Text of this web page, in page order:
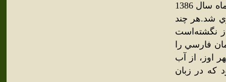
شستشو و آبياري گياهان مورد استفاده قرارمي‌گرفت، اما در بهمن ماه سال 1386
شد.هر چند
نگشته‌است
فارسي را
اوز، از آب
که در زبان